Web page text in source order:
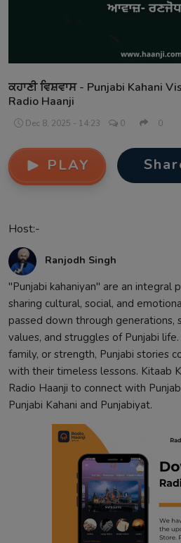
ਕਹਾਣੀ ਵਿਸ਼ਵਾਸ - Punjabi Kahani
Radio Haanji
Dec 8, 2025 - 14:23 0 0
PLAY
Host:-
Ranjodh Singh
"Punjabi kahaniyan" are an integral
sharing cultural, social, and
passed down through generations,
values, and struggles of Punjabi
family, or strength, Punjabi stories
with their timeless lessons. Kitaab
Radio Haanji to connect with
Punjabi Kahani and Punjabiyat.